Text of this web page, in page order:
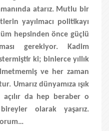
atarız. Mutlu bir
yayılmacı politikayı
hepsinden önce güçlü
gerekiyor. Kadim
ki; binlerce yıllık
ve her zaman
Umarız dünyamıza ışık
da hep beraber o
olarak yaşarız.